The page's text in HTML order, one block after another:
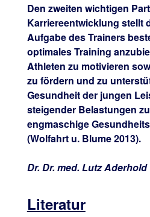
Den zweiten wichtigen
Karriereentwicklung stellt
Aufgabe des Trainers
optimales Training
Athleten zu motivieren
zu fördern und zu
Gesundheit der jungen
steigender Belastungen
engmaschige
(Wolfahrt u. Blume 2013).
Dr. Dr. med. Lutz Aderhold
Literatur